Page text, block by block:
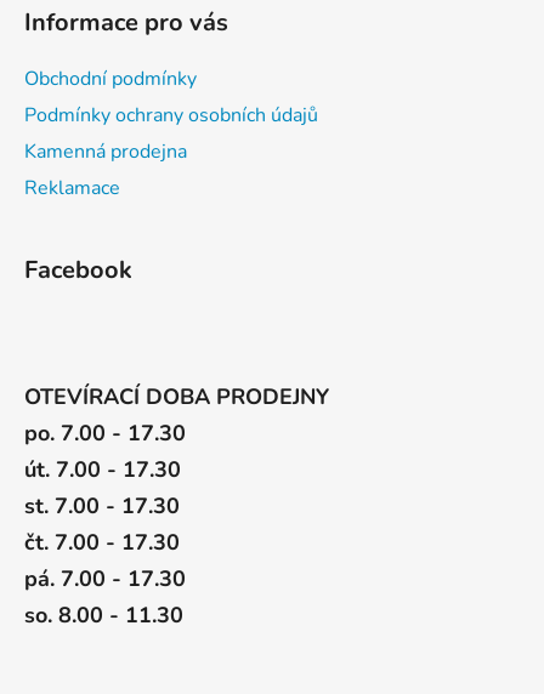
Informace pro vás
Obchodní podmínky
Podmínky ochrany osobních údajů
Kamenná prodejna
Reklamace
Facebook
OTEVÍRACÍ DOBA PRODEJNY
po. 7.00 - 17.30
út. 7.00 - 17.30
st. 7.00 - 17.30
čt. 7.00 - 17.30
pá. 7.00 - 17.30
so. 8.00 - 11.30